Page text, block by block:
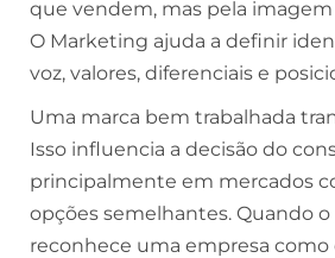
que vendem, mas pela
O Marketing ajuda a definir
voz, valores, diferenciais e
Uma marca bem trabalhada
Isso influencia a decisão do
principalmente em mercados
opções semelhantes. Quando
reconhece uma empresa como